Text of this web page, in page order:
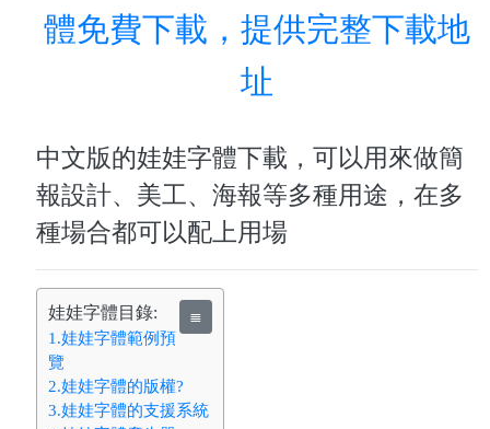
體免費下載，提供完整下載地
址
中文版的娃娃字體下載，可以用來做簡
報設計、美工、海報等多種用途，在多
種場合都可以配上用場
娃娃字體目錄: ≣
1.娃娃字體範例預
覽
2.娃娃字體的版權?
3.娃娃字體的支援系統